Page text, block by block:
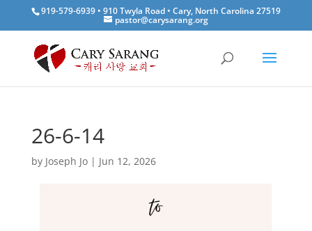
919-579-6939 • 910 Twyla Road • Cary, North Carolina 27519
pastor@carysarang.org
26-6-14
by Joseph Jo| Jun 12, 2026